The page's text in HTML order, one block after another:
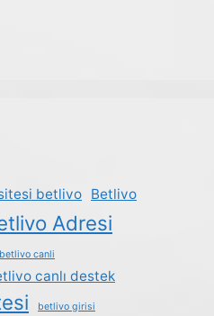
betlivo Betlivo
Adresi
betlivo canli
canlı destek
betlivo girisi